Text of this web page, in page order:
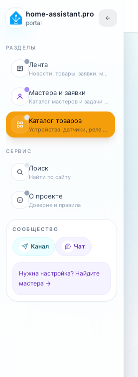
Перейти к содержанию
home-assistant.pro
portal
←
РАЗДЕЛЫ
Лента
Новости, товары, заявки, мастера
Мастера и заявки
Каталог мастеров и задачи клиентов
Каталог товаров
Устройства, датчики, реле и комплекты
СЕРВИС
Поиск
Найти по сайту
О проекте
Доверие и правила
СООБЩЕСТВО
Канал Чат
Нужна настройка? Найдите
мастера →